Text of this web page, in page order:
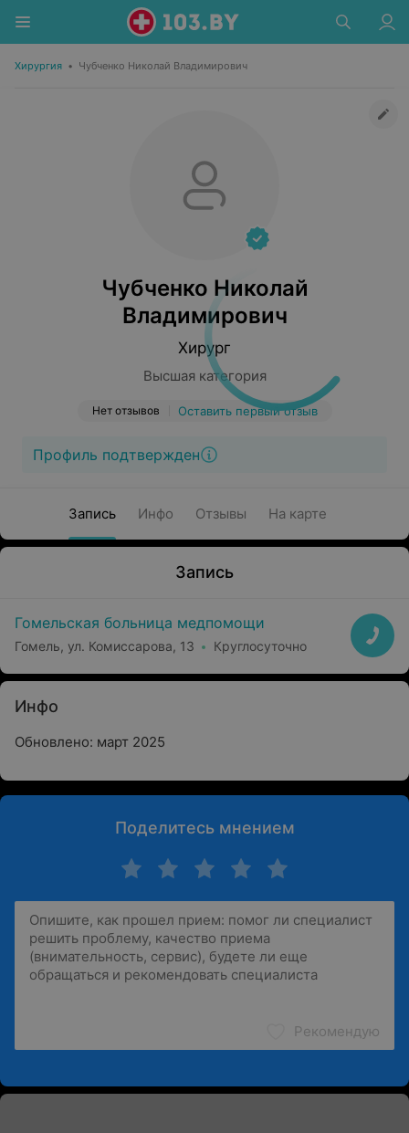
Хирургия • Чубченко Николай Владимирович
Чубченко Николай
Владимирович
Хирург
Высшая категория
Нет отзывов Оставить первый отзыв
Профиль подтвержден
Запись Инфо Отзывы На карте
Запись
Гомельская больница медпомощи
Гомель, ул. Комиссарова, 13 Круглосуточно
Инфо
Обновлено: март 2025
Поделитесь мнением
Рекомендую